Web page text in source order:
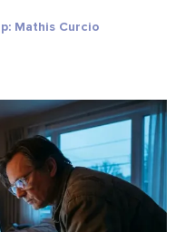
Mathis Curcio